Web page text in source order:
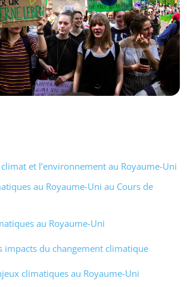
et l’environnement au Royaume-Uni
au Royaume-Uni au Cours de
au Royaume-Uni
impacts du changement climatique
climatiques au Royaume-Uni